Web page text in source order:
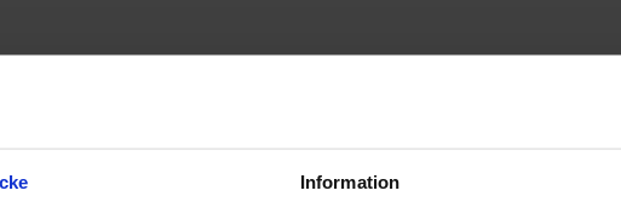
Information
Mobil netthandel, Financial health
har Skeidar det beste tilbudet i markedet